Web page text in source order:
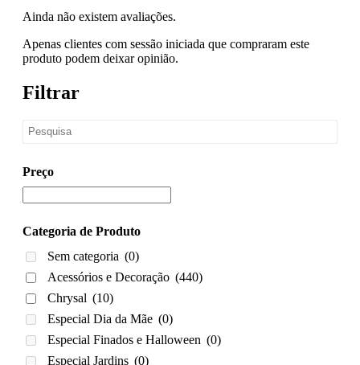
Ainda não existem avaliações.
Apenas clientes com sessão iniciada que compraram este
produto podem deixar opinião.
Filtrar
Preço
Categoria de Produto
Sem categoria (0)
Acessórios e Decoração (440)
Chrysal (10)
Especial Dia da Mãe (0)
Especial Finados e Halloween (0)
Especial Jardins (0)